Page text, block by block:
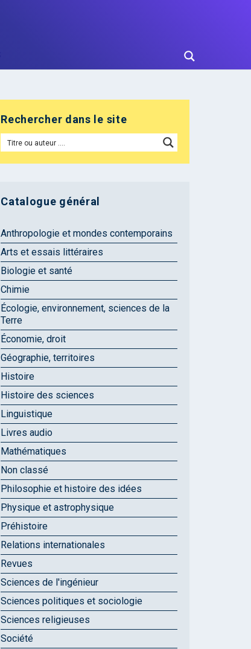
Rechercher dans le site
Catalogue général
Anthropologie et mondes contemporains
Arts et essais littéraires
Biologie et santé
Chimie
Écologie, environnement, sciences de la
Terre
Économie, droit
Géographie, territoires
Histoire
Histoire des sciences
Linguistique
Livres audio
Mathématiques
Non classé
Philosophie et histoire des idées
Physique et astrophysique
Préhistoire
Relations internationales
Revues
Sciences de l'ingénieur
Sciences politiques et sociologie
Sciences religieuses
Société